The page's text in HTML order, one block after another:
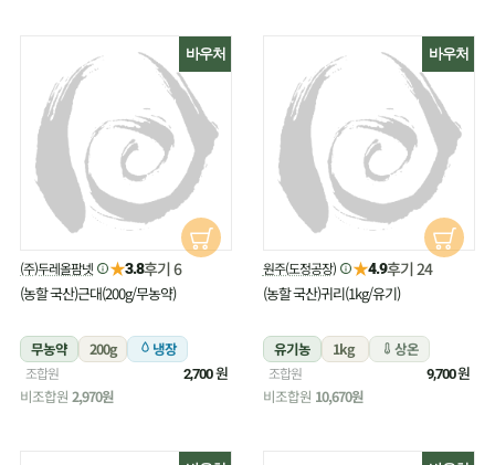
바우처
원주(도정공장) ★4.9후기 24
(농할 국산)귀리(1kg/유기)
유기농 1kg 상온
조합원 9,700원
비조합원 10,670원
바우처
(주)두레올팜넷 ★3.8후기 6
(농할 국산)근대(200g/무농약)
무농약 200g 냉장
조합원 2,700원
비조합원 2,970원